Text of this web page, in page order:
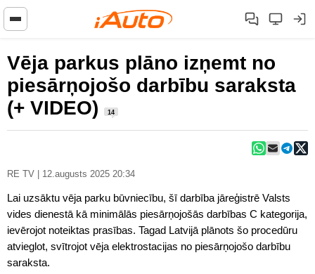
Vēja parkus plāno izņemt no
piesārņojošo darbību saraksta
(+ VIDEO)
14
RE TV | 12.augusts 2025 20:34
Lai uzsāktu vēja parku būvniecību, šī darbība jāreģistrē Valsts
vides dienestā kā minimālās piesārņojošās darbības C kategorija,
ievērojot noteiktas prasības. Tagad Latvijā plānots šo procedūru
atvieglot, svītrojot vēja elektrostacijas no piesārņojošo darbību
saraksta.